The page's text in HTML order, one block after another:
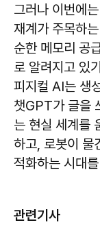
그러나 이번에
재계가 주목하
순한 메모리 공
로 알려지고 있
피지컬 AI는 생
챗GPT가 글을
는 현실 세계를
하고, 로봇이 물
적화하는 시대
관련기사